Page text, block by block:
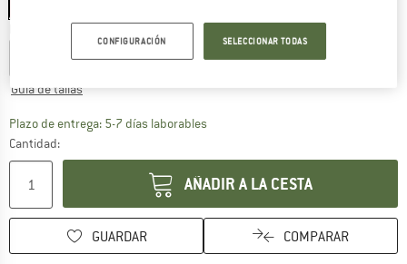
S M L XL XXL
Guía de tallas
Plazo de entrega: 5-7 días laborablesEl enlace se abre en una ventana
Cantidad:
AÑADIR A LA CESTA
GUARDAR COMPARAR
CONFIGURACIÓN SELECCIONAR TODAS